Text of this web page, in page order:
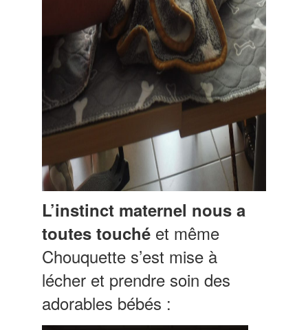
L’instinct maternel nous a
toutes touché et même
Chouquette s’est mise à
lécher et prendre soin des
adorables bébés :